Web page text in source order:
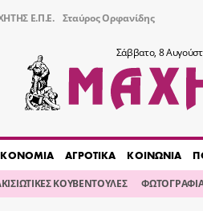
Ε.Π.Ε. Σταύρος Ορφανίδης
Σάββατο, 8
ΑΓΡΟΤΙΚΑ ΚΟΙΝΩΝΙΑ
ΚΟΥΒΕΝΤΟΥΛΕΣ